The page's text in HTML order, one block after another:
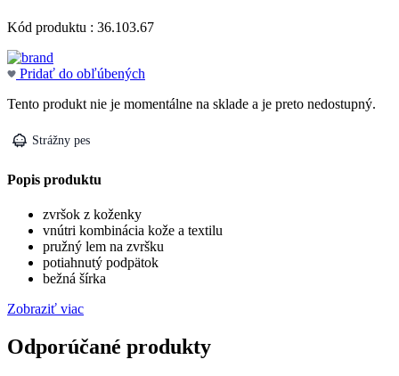
Kód produktu : 36.103.67
Pridať do obľúbených
Tento produkt nie je momentálne na sklade a je preto nedostupný.
Strážny pes
Popis produktu
zvršok z koženky
vnútri kombinácia kože a textilu
pružný lem na zvršku
potiahnutý podpätok
bežná šírka
Zobraziť viac
Odporúčané produkty